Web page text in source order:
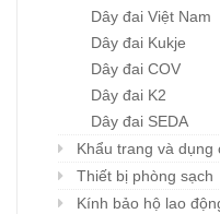
Dây đai Việt Nam
Dây đai Kukje
Dây đai COV
Dây đai K2
Dây đai SEDA
Khẩu trang và dụng
Thiết bị phòng sạch
Kính bảo hộ lao